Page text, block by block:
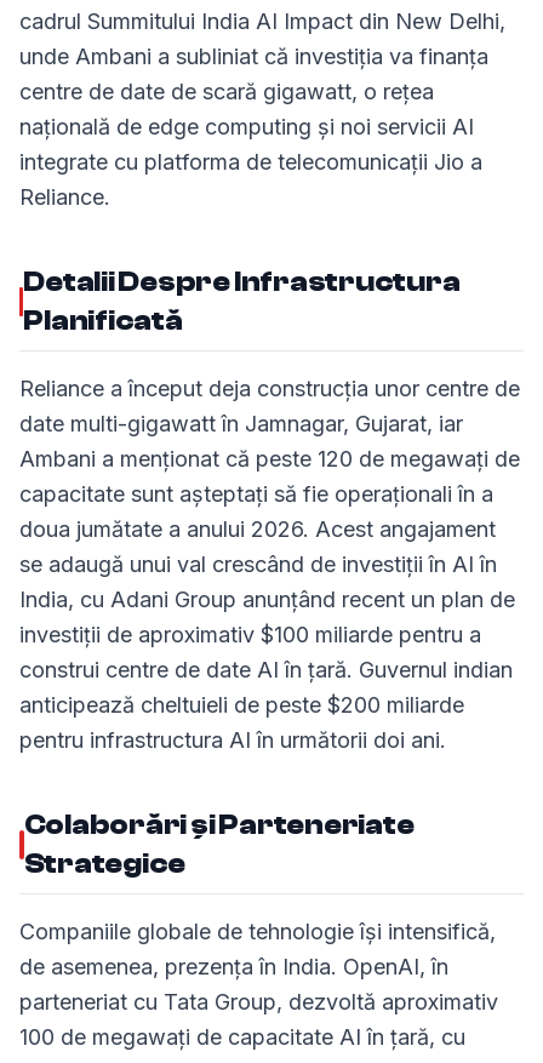
cadrul Summitului India AI Impact din New Delhi,
unde Ambani a subliniat că investiția va finanța
centre de date de scară gigawatt, o rețea
națională de edge computing și noi servicii AI
integrate cu platforma de telecomunicații Jio a
Reliance.
Detalii Despre Infrastructura
Planificată
Reliance a început deja construcția unor centre de
date multi-gigawatt în Jamnagar, Gujarat, iar
Ambani a menționat că peste 120 de megawați de
capacitate sunt așteptați să fie operaționali în a
doua jumătate a anului 2026. Acest angajament
se adaugă unui val crescând de investiții în AI în
India, cu Adani Group anunțând recent un plan de
investiții de aproximativ $100 miliarde pentru a
construi centre de date AI în țară. Guvernul indian
anticipează cheltuieli de peste $200 miliarde
pentru infrastructura AI în următorii doi ani.
Colaborări și Parteneriate
Strategice
Companiile globale de tehnologie își intensifică,
de asemenea, prezența în India. OpenAI, în
parteneriat cu Tata Group, dezvoltă aproximativ
100 de megawați de capacitate AI în țară, cu